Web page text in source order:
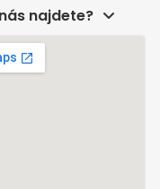
najdete?